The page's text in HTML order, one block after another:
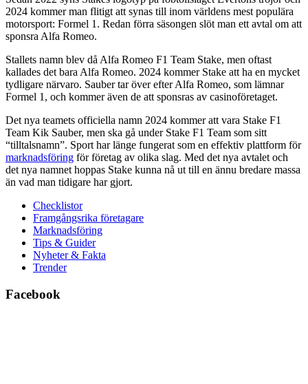
2024 kommer man flitigt att synas till inom världens mest populära
motorsport: Formel 1. Redan förra säsongen slöt man ett avtal om att
sponsra Alfa Romeo.
Stallets namn blev då Alfa Romeo F1 Team Stake, men oftast
kallades det bara Alfa Romeo. 2024 kommer Stake att ha en mycket
tydligare närvaro. Sauber tar över efter Alfa Romeo, som lämnar
Formel 1, och kommer även de att sponsras av casinoföretaget.
Det nya teamets officiella namn 2024 kommer att vara Stake F1
Team Kik Sauber, men ska gå under Stake F1 Team som sitt
“tilltalsnamn”. Sport har länge fungerat som en effektiv plattform för
marknadsföring för företag av olika slag. Med det nya avtalet och
det nya namnet hoppas Stake kunna nå ut till en ännu bredare massa
än vad man tidigare har gjort.
Checklistor
Framgångsrika företagare
Marknadsföring
Tips & Guider
Nyheter & Fakta
Trender
Facebook